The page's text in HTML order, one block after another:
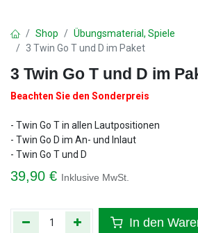
Shop
Übungsmaterial, Spiele
3 Twin Go T und D im Paket
3 Twin Go T und D im
Beachten Sie den Sonderpreis
- Twin Go T in allen Lautpositionen
- Twin Go D im An- und Inlaut
- Twin Go T und D
39,90 € Inklusive MwSt.
In den